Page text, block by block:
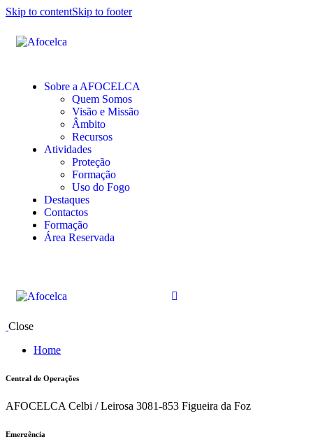
Skip to contentSkip to footer
Sobre a AFOCELCA
Quem Somos
Visão e Missão
Âmbito
Recursos
Atividades
Proteção
Formação
Uso do Fogo
Destaques
Contactos
Formação
Área Reservada
Close
Home
Central de Operações
AFOCELCA Celbi / Leirosa 3081-853 Figueira da Foz
Emergência